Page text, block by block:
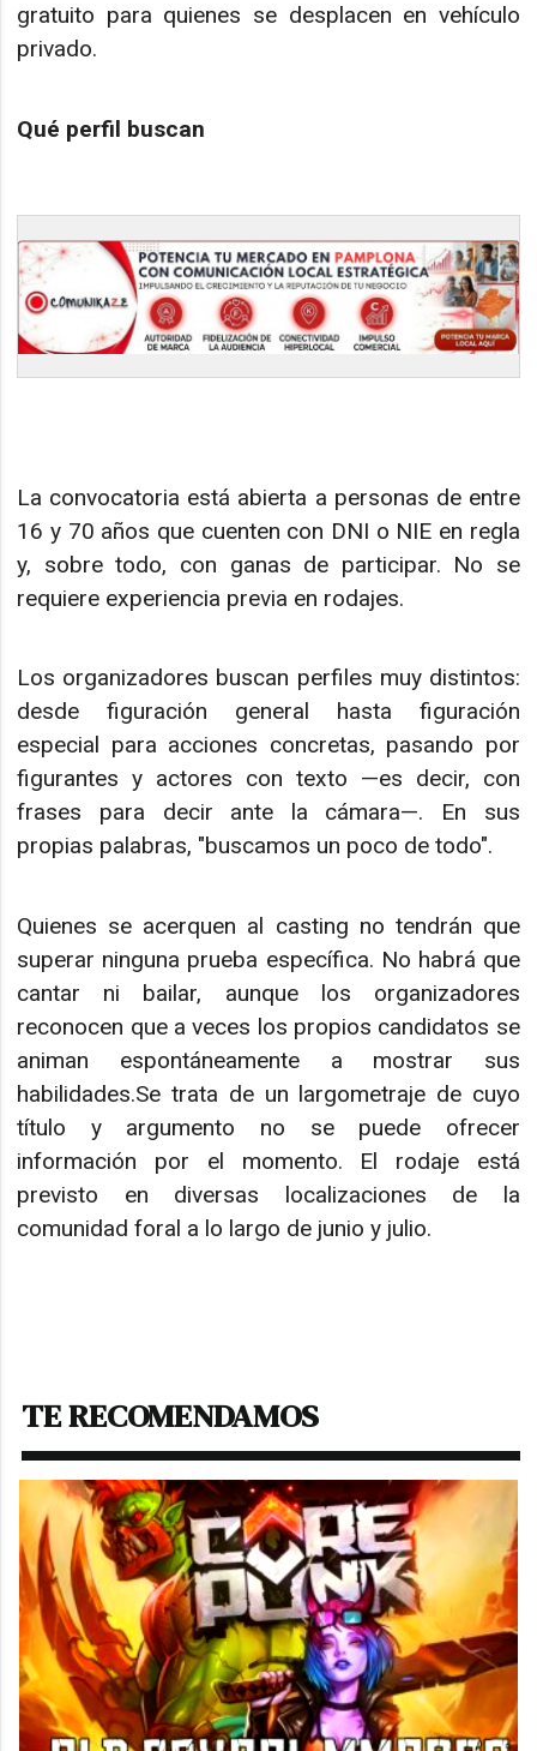
gratuito para quienes se desplacen en vehículo
privado.
Qué perfil buscan
La convocatoria está abierta a personas de entre
16 y 70 años que cuenten con DNI o NIE en regla
y, sobre todo, con ganas de participar. No se
requiere experiencia previa en rodajes.
Los organizadores buscan perfiles muy distintos:
desde figuración general hasta figuración
especial para acciones concretas, pasando por
figurantes y actores con texto —es decir, con
frases para decir ante la cámara—. En sus
propias palabras, "buscamos un poco de todo".
Quienes se acerquen al casting no tendrán que
superar ninguna prueba específica. No habrá que
cantar ni bailar, aunque los organizadores
reconocen que a veces los propios candidatos se
animan espontáneamente a mostrar sus
habilidades.Se trata de un largometraje de cuyo
título y argumento no se puede ofrecer
información por el momento. El rodaje está
previsto en diversas localizaciones de la
comunidad foral a lo largo de junio y julio.
TE RECOMENDAMOS